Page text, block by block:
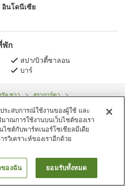
อินโดนีเซีย
พัก
สปา/บิวตี้ซาลอน
บาร์
รัล ชวา
สุราการ์ตา
าห้องพัก
ระสบการณ์ใช้งานของผู้ใช้ และ
าณการใช้งานบนเว็บไซต์ของเรา
ไซต์กับพาร์ทเนอร์โซเชียลมีเดีย
วิเคราะห์ของเราอีกด้วย
องฉัน ยอมรับทั้งหมด